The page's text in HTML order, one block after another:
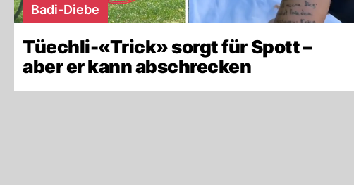
Badi-Diebe
Tüechli-«Trick» sorgt für Spott –
aber er kann abschrecken